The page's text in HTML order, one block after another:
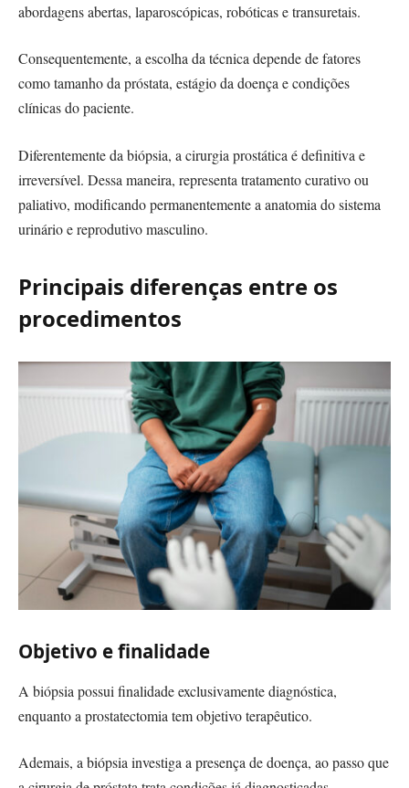
abordagens abertas, laparoscópicas, robóticas e transuretais.
Consequentemente, a escolha da técnica depende de fatores
como tamanho da próstata, estágio da doença e condições
clínicas do paciente.
Diferentemente da biópsia, a cirurgia prostática é definitiva e
irreversível. Dessa maneira, representa tratamento curativo ou
paliativo, modificando permanentemente a anatomia do sistema
urinário e reprodutivo masculino.
Principais diferenças entre os
procedimentos
Objetivo e finalidade
A biópsia possui finalidade exclusivamente diagnóstica,
enquanto a prostatectomia tem objetivo terapêutico.
Ademais, a biópsia investiga a presença de doença, ao passo que